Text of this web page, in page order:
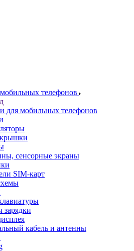
телефонов
для мобильных телефонов
сенсорные экраны
SIM-карт
зарядки
кабель и антенны